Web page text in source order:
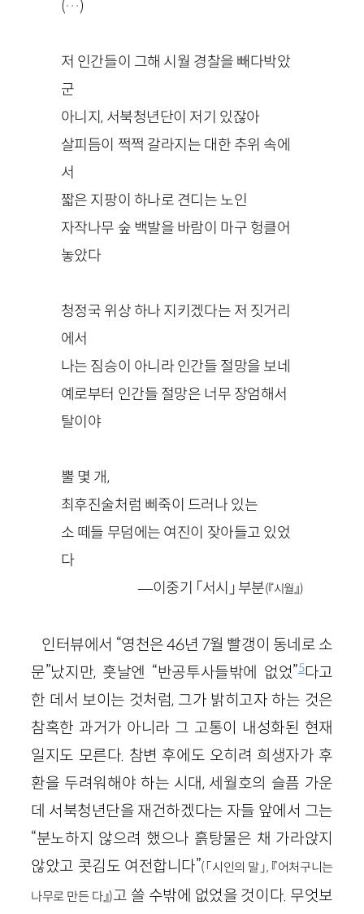
(…)
저 인간들이 그해 시월 경찰을 빼다박았
군
아니지, 서북청년단이 저기 있잖아
살피듬이 쩍쩍 갈라지는 대한 추위 속에
서
짧은 지팡이 하나로 견디는 노인
자작나무 숲 백발을 바람이 마구 헝클어
놓았다
청정국 위상 하나 지키겠다는 저 짓거리
에서
나는 짐승이 아니라 인간들 절망을 보네
예로부터 인간들 절망은 너무 장엄해서
탈이야
뿔 몇 개,
최후진술처럼 삐죽이 드러나 있는
소 떼들 무덤에는 여진이 잦아들고 있었
다
—이중기 「서시」 부분(『시월』)
인터뷰에서 “영천은 46년 7월 빨갱이 동네로 소
문”났지만, 훗날엔 “반공투사들밖에 없었”5다고
한 데서 보이는 것처럼, 그가 밝히고자 하는 것은
참혹한 과거가 아니라 그 고통이 내성화된 현재
일지도 모른다. 참변 후에도 오히려 희생자가 후
환을 두려워해야 하는 시대, 세월호의 슬픔 가운
데 서북청년단을 재건하겠다는 자들 앞에서 그는
“분노하지 않으려 했으나 흙탕물은 채 가라앉지
않았고 콧김도 여전합니다”(「시인의 말」, 『어처구니는
나무로 만든 다』)고 쓸 수밖에 없었을 것이다. 무엇보